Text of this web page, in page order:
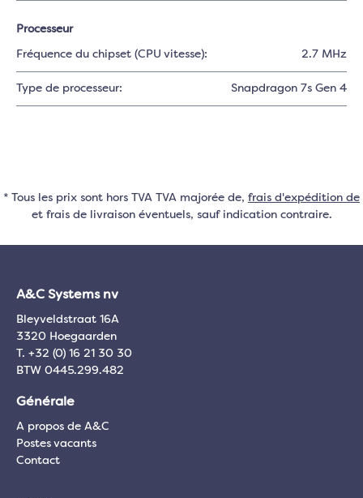
Processeur
Fréquence du chipset (CPU vitesse): 2.7 MHz
Type de processeur: Snapdragon 7s Gen 4
* Tous les prix sont hors TVA TVA majorée de, frais d'expédition de
et frais de livraison éventuels, sauf indication contraire.
A&C Systems nv
Bleyveldstraat 16A
3320 Hoegaarden
T. +32 (0) 16 21 30 30
BTW 0445.299.482
Générale
A propos de A&C
Postes vacants
Contact